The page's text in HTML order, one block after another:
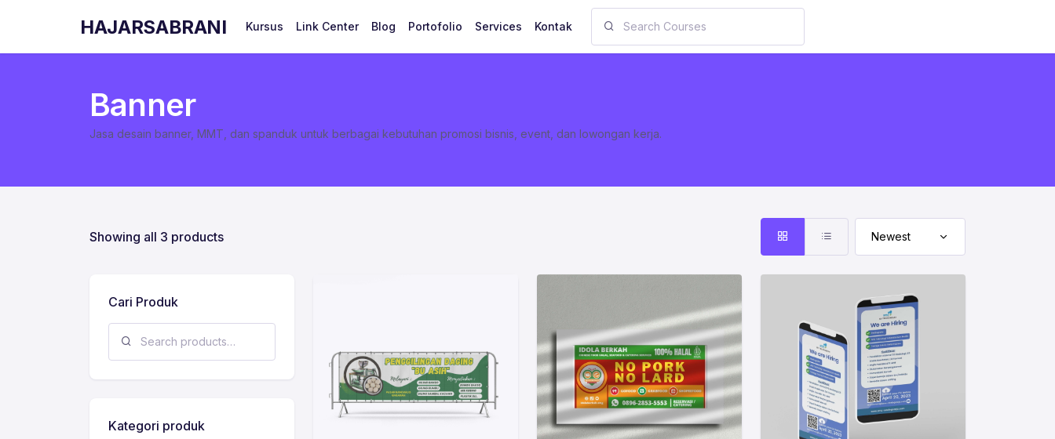
HAJARSABRANI Kursus Link Center Blog Portofolio Services Kontak
Banner
Jasa desain banner, MMT, dan spanduk untuk berbagai kebutuhan promosi bisnis, event, dan lowongan kerja.
Showing all 3 products Newest
Cari Produk
Search for:
Kategori produk